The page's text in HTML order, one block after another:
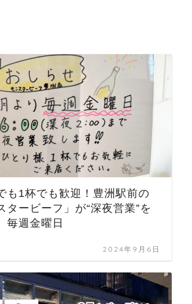
も1杯でも歓迎！豊洲駅前の
タービーフ」が“深夜営業”を
週金曜日
2024年9月6日